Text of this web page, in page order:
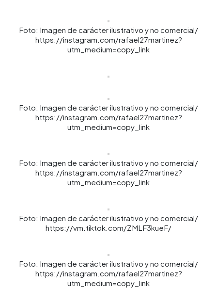
Foto: Imagen de carácter ilustrativo y no comercial/
https://instagram.com/rafael27martinez?
utm_medium=copy_link
Foto: Imagen de carácter ilustrativo y no comercial/
https://instagram.com/rafael27martinez?
utm_medium=copy_link
Foto: Imagen de carácter ilustrativo y no comercial/
https://instagram.com/rafael27martinez?
utm_medium=copy_link
Foto: Imagen de carácter ilustrativo y no comercial/
https://vm.tiktok.com/ZMLF3kueF/
Foto: Imagen de carácter ilustrativo y no comercial/
https://instagram.com/rafael27martinez?
utm_medium=copy_link